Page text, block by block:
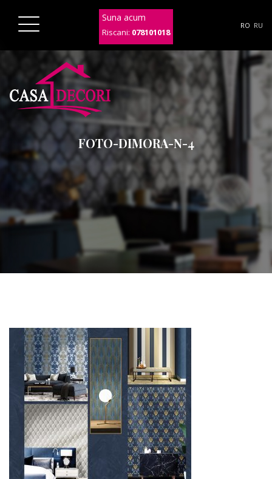
Suna acum
Riscani: 078101018
RO RU
FOTO-DIMORA-N-4